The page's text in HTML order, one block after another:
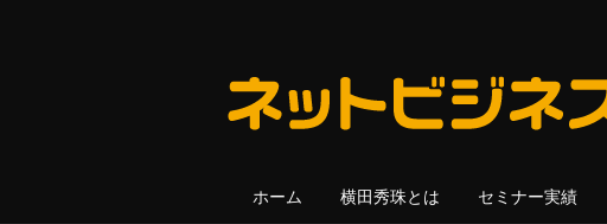
ホーム 横田秀珠とは セミナー実績